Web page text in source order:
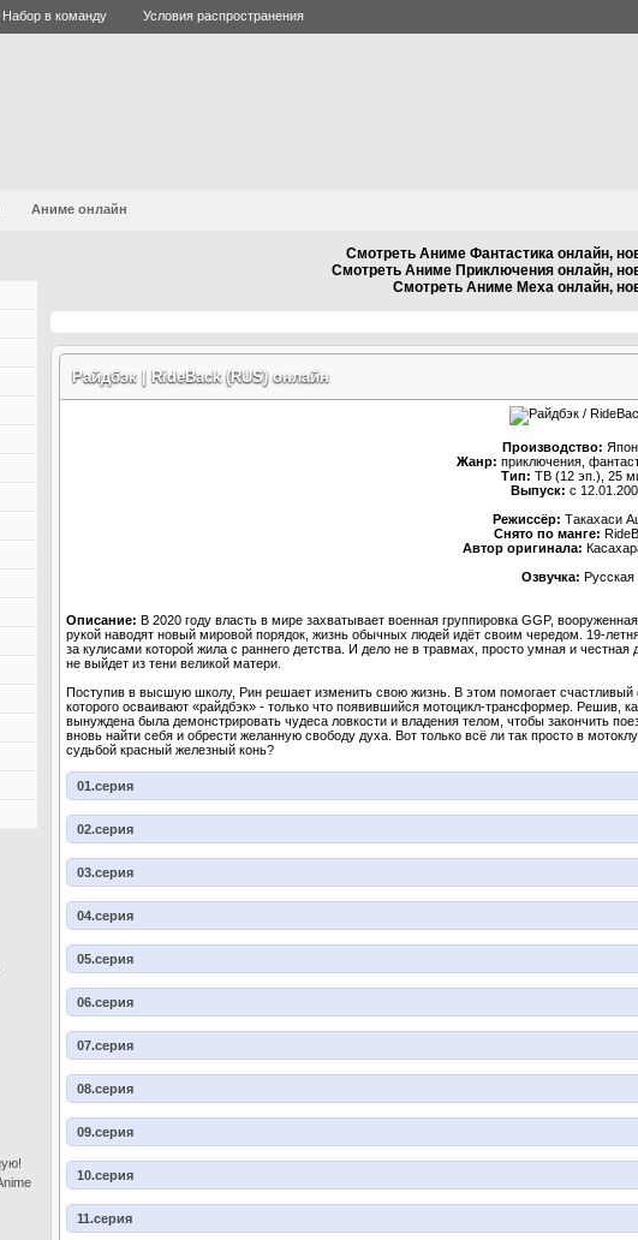
Набор в команду Условия распространения
Аниме онлайн
Смотреть Аниме Фантастика онлайн,
Смотреть Аниме Приключения онлайн,
Смотреть Аниме Меха онлайн,
Райдбэк | RideBack (RUS) онлайн
Производство:
Жанр: приключения,
Тип: ТВ (12 эп.), 25
Выпуск: c
Режиссёр: Такахаси
Снято по манге:
Автор оригинала:
Озвучка: Русская
Описание: В 2020 году власть в мире захватывает военная группировка GGP,
рукой наводят новый мировой порядок, жизнь обычных людей идёт своим чередом. 19-
за кулисами которой жила с раннего детства. И дело не в травмах, просто умная и
не выйдет из тени великой матери.
Поступив в высшую школу, Рин решает изменить свою жизнь. В этом помогает
которого осваивают «райдбэк» - только что появившийся мотоцикл-трансформер. Решив,
вынуждена была демонстрировать чудеса ловкости и владения телом, чтобы закончить
вновь найти себя и обрести желанную свободу духа. Вот только всё ли так просто в
судьбой красный железный конь?
01.серия
02.серия
03.серия
04.серия
05.серия
06.серия
07.серия
08.серия
09.серия
10.серия
11.серия